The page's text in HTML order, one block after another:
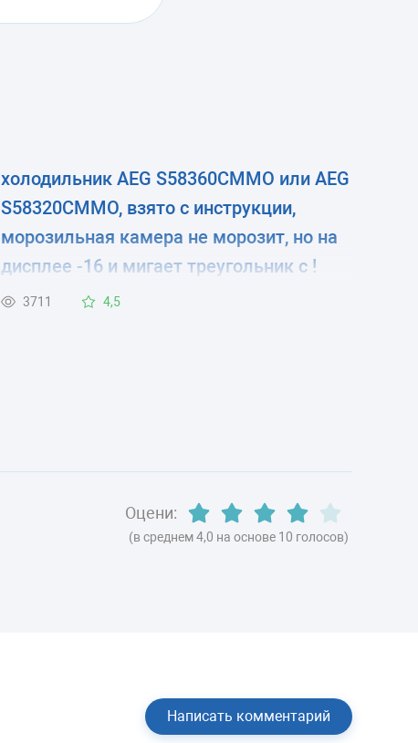
холодильник AEG S58360CMMO или AEG
S58320CMMO, взято с инструкции,
морозильная камера не морозит, но на
дисплее -16 и мигает треугольник с !
знаком. В чём причина. Спасибо!
3711 4,5
Оцени:
(в среднем 4,0 на основе 10 голосов)
Написать комментарий